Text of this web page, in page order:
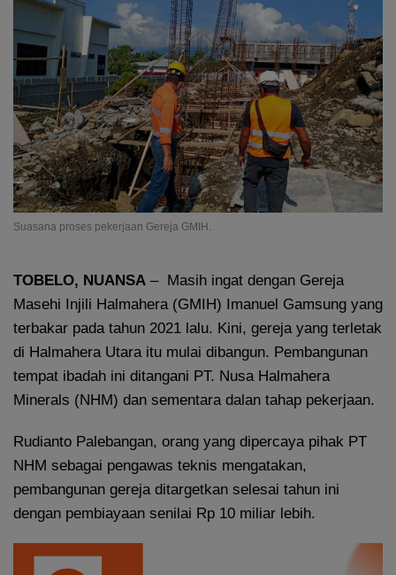
Suasana proses pekerjaan Gereja GMIH.
TOBELO, NUANSA – Masih ingat dengan Gereja
Masehi Injili Halmahera (GMIH) Imanuel Gamsung yang
terbakar pada tahun 2021 lalu. Kini, gereja yang terletak
di Halmahera Utara itu mulai dibangun. Pembangunan
tempat ibadah ini ditangani PT. Nusa Halmahera
Minerals (NHM) dan sementara dalan tahap pekerjaan.
Rudianto Palebangan, orang yang dipercaya pihak PT
NHM sebagai pengawas teknis mengatakan,
pembangunan gereja ditargetkan selesai tahun ini
dengan pembiayaan senilai Rp 10 miliar lebih.